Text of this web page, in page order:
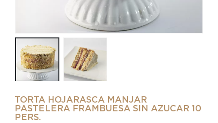
TORTA HOJARASCA MANJAR
PASTELERA FRAMBUESA SIN AZUCAR 10
PERS.